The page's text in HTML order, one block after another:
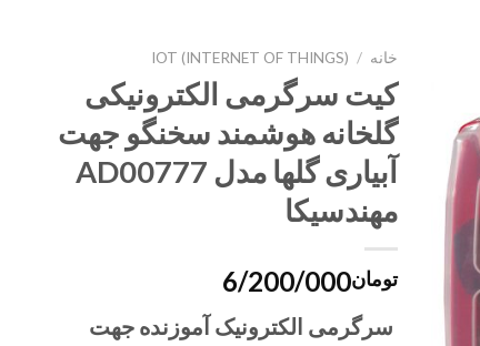
خانه /
IOT (INTERNET OF THINGS)
کیت سرگرمی الکترونیکی
گلخانه هوشمند سخنگو جهت
آبیاری گلها مدل AD00777
مهندسیکا
تومان6/200/000
سرگرمی الکترونیک آموزنده جهت